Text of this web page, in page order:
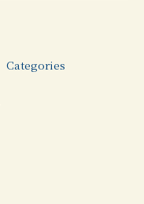
Categories